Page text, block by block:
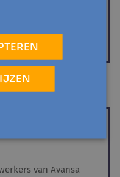
deel aan
van Avansa